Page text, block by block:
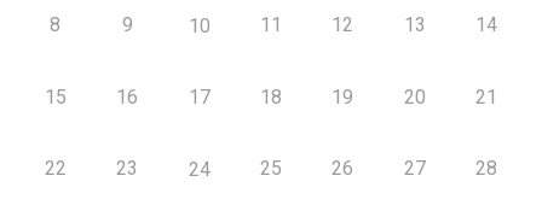
8 9 10 11 12 13 14
15 16 17 18 19 20 21
22 23 24 25 26 27 28